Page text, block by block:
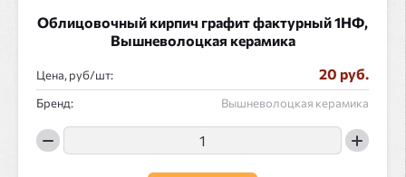
Облицовочный кирпич графит фактурный 1НФ,
Вышневолоцкая керамика
Цена, руб/ : 20 руб.
Бренд: Вышневолоцкая керамика